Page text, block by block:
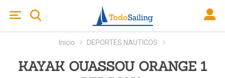
Inicio DEPORTES NAUTICOS
KAYAK OUASSOU ORANGE 1